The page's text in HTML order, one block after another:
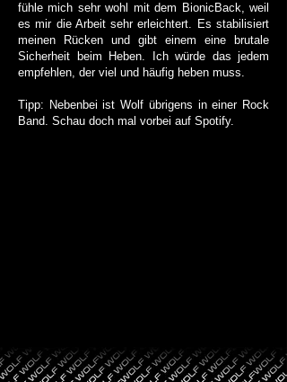
fühle mich sehr wohl mit dem BionicBack, weil
es mir die Arbeit sehr erleichtert. Es stabilisiert
meinen Rücken und gibt einem eine brutale
Sicherheit beim Heben. Ich würde das jedem
empfehlen, der viel und häufig heben muss.
Tipp: Nebenbei ist Wolf übrigens in einer Rock
Band. Schau doch mal vorbei auf Spotify.